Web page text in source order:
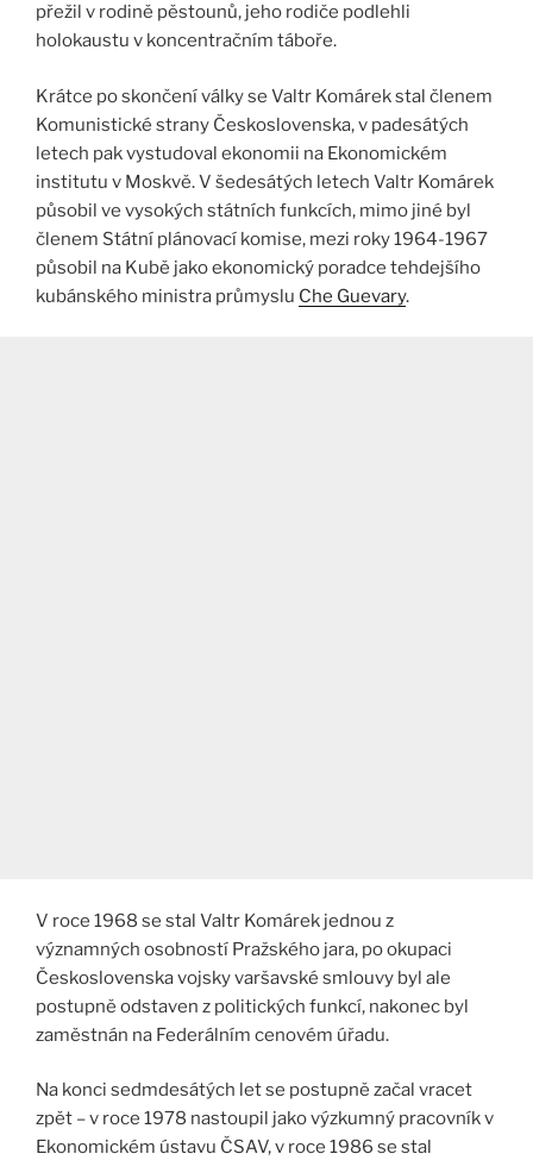
přežil v rodině pěstounů, jeho rodiče podlehli
holokaustu v koncentračním táboře.
Krátce po skončení války se Valtr Komárek stal členem
Komunistické strany Československa, v padesátých
letech pak vystudoval ekonomii na Ekonomickém
institutu v Moskvě. V šedesátých letech Valtr Komárek
působil ve vysokých státních funkcích, mimo jiné byl
členem Státní plánovací komise, mezi roky 1964-1967
působil na Kubě jako ekonomický poradce tehdejšího
kubánského ministra průmyslu Che Guevary.
V roce 1968 se stal Valtr Komárek jednou z
významných osobností Pražského jara, po okupaci
Československa vojsky varšavské smlouvy byl ale
postupně odstaven z politických funkcí, nakonec byl
zaměstnán na Federálním cenovém úřadu.
Na konci sedmdesátých let se postupně začal vracet
zpět – v roce 1978 nastoupil jako výzkumný pracovník v
Ekonomickém ústavu ČSAV, v roce 1986 se stal